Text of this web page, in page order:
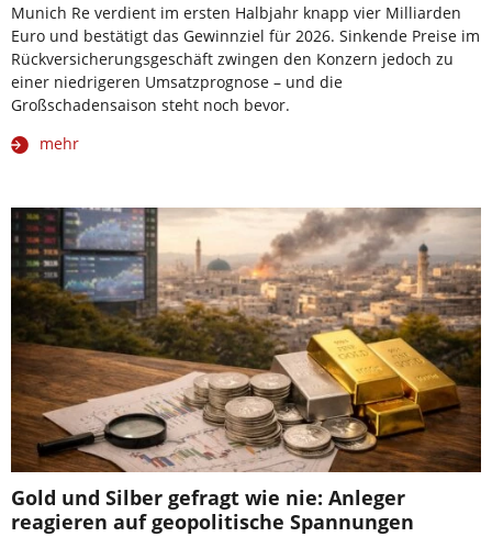
Munich Re verdient im ersten Halbjahr knapp vier Milliarden
Euro und bestätigt das Gewinnziel für 2026. Sinkende Preise im
Rückversicherungsgeschäft zwingen den Konzern jedoch zu
einer niedrigeren Umsatzprognose – und die
Großschadensaison steht noch bevor.
mehr
Gold und Silber gefragt wie nie: Anleger
reagieren auf geopolitische Spannungen